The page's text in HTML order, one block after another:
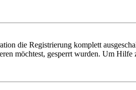
die Registrierung komplett
möchtest, gesperrt wurden. Um